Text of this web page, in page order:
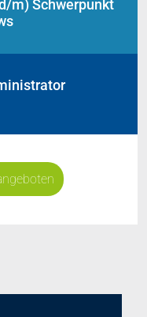
m) Schwerpunkt